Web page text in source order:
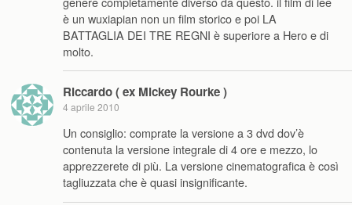
è un wuxiapian non un film storico e poi LA
BATTAGLIA DEI TRE REGNI è superiore a Hero e di
molto.
Riccardo ( ex Mickey Rourke )
4 aprile 2010
Un consiglio: comprate la versione a 3 dvd dov’è
contenuta la versione integrale di 4 ore e mezzo, lo
apprezzerete di più. La versione cinematografica è così
tagliuzzata che è quasi insignificante.